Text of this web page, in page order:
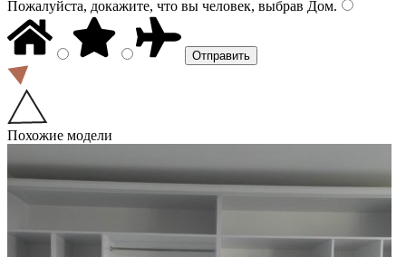
Пожалуйста, докажите, что вы человек, выбрав Дом.
Похожие модели